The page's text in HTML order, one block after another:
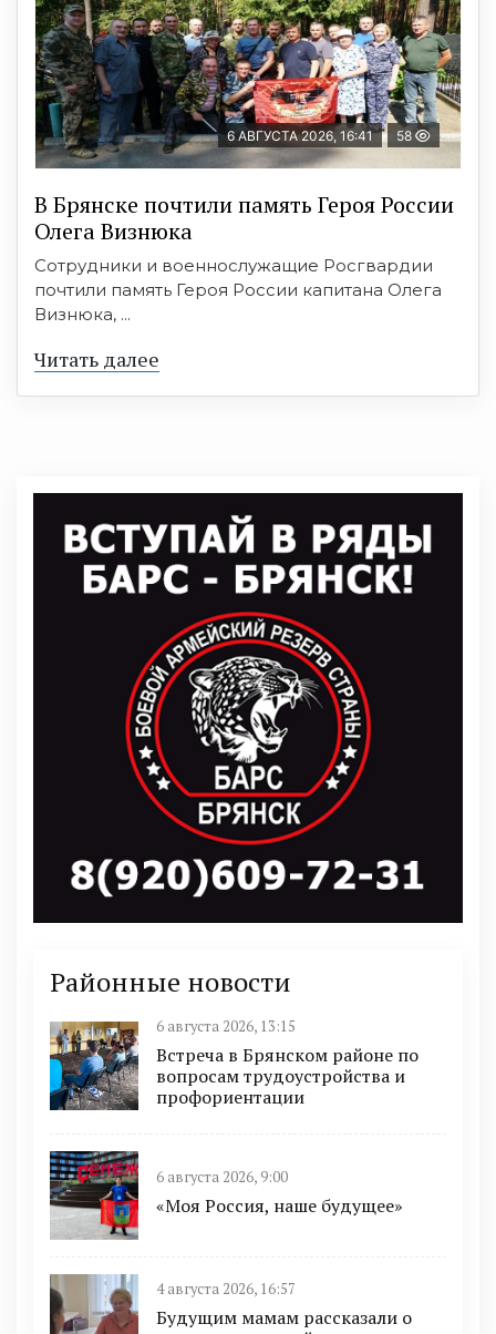
6 АВГУСТА 2026, 16:41 58
В Брянске почтили память Героя России
Олега Визнюка
Сотрудники и военнослужащие Росгвардии
почтили память Героя России капитана Олега
Визнюка, ...
Читать далее
Районные новости
6 августа 2026, 13:15
Встреча в Брянском районе по
вопросам трудоустройства и
профориентации
6 августа 2026, 9:00
«Моя Россия, наше будущее»
4 августа 2026, 16:57
Будущим мамам рассказали о